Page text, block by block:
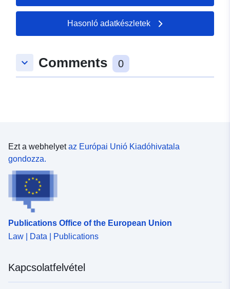
Hasonló adatkészletek
keyboard_arrow_down Comments 0
Ezt a webhelyetaz Európai Unió Kiadóhivatala
gondozza.
Publications Office of the European Union
Law | Data | Publications
Kapcsolatfelvétel